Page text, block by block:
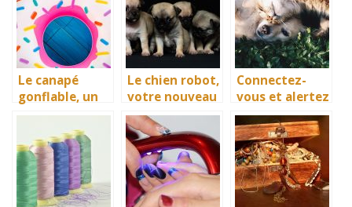
divertissement
nautique
n pour tous
Le canapé
gonflable, un
meuble par
excellence
pour une
bonne détente
Le chien robot,
votre nouveau
compagnon
Connectez-
vous et alertez
au plus vite
pour sauver
vos animaux!